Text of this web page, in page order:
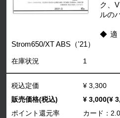
ク、
ルの
◆適
Strom650/XT ABS（'21）
在庫状況 1
税込定価
¥ 3,300
販売価格(税込)
¥ 3,000(¥
ポイント還元率
カード：